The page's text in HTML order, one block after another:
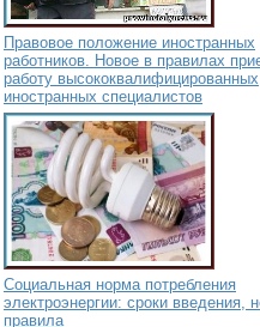
Правовое положение иностранных
работников. Новое в правилах
работу высококвалифицированных
иностранных специалистов
Социальная норма потребления
электроэнергии: сроки введения,
правила